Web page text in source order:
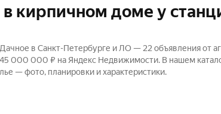
кирпичном доме у
в Санкт-Петербурге и ЛО — 22 объявления от
000 000 ₽ на Яндекс Недвижимости. В нашем
— фото, планировки и характеристики.